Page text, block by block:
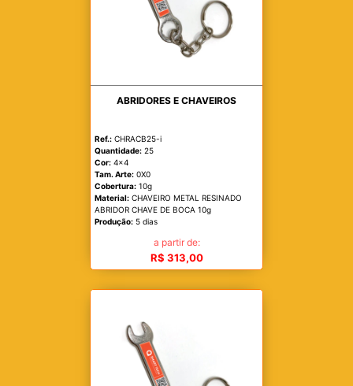
ABRIDORES E CHAVEIROS
Ref.: CHRACB25-i
Quantidade: 25
Cor: 4x4
Tam. Arte: 0X0
Cobertura: 10g
Material: CHAVEIRO METAL RESINADO
ABRIDOR CHAVE DE BOCA 10g
Produção: 5 dias
a partir de:
R$ 313,00